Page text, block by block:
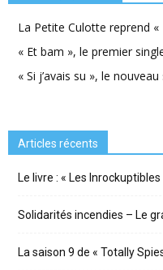
La Petite Culotte reprend
« Et bam », le premier
« Si j’avais su », le
Articles récents
Le livre : « Les
Solidarités incendies – Le
La saison 9 de « Totally